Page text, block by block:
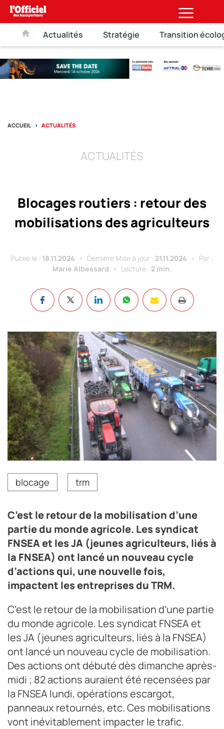
Actualités Stratégie Transition
ACCUEIL ACTUALITÉS
ACTUALITÉS
Blocages routiers : retour des
mobilisations des agriculteurs
Publié le : 18.11.2024 Dernière Mise à jour : 21.11.2024
Par :
Marie Albessard
Lecture : 2 min.
blocage trm
C’est le retour de la mobilisation d’une
partie du monde agricole. Les syndicat
FNSEA et les JA (jeunes agriculteurs, liés à
la FNSEA) ont lancé un nouveau cycle
d’actions qui, une nouvelle fois,
impactent les entreprises du TRM.
C’est le retour de la mobilisation d’une partie
du monde agricole. Les syndicat FNSEA et
les JA (jeunes agriculteurs, liés à la FNSEA)
ont lancé un nouveau cycle de mobilisation.
Des actions ont débuté dès dimanche après-
midi ; 82 actions auraient été recensées par
la FNSEA lundi, opérations escargot,
panneaux retournés, etc. Ces mobilisations
vont inévitablement impacter le trafic.